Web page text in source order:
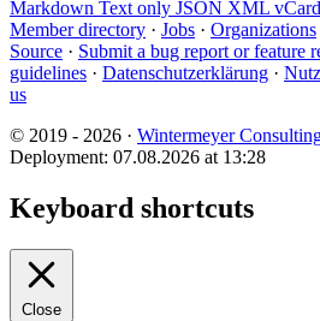
Markdown Text only JSON XML vCard
Member directory · Jobs · Organizations
Source · Submit a bug report or feature
guidelines · Datenschutzerklärung ·
us
© 2019 - 2026 · Wintermeyer
Deployment: 07.08.2026 at 13:28
Keyboard shortcuts
Close